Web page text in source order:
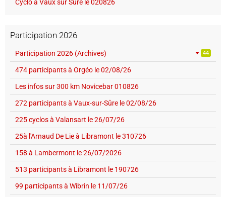
Cyclo à Vaux sur Sûre le 020826
Participation 2026
Participation 2026 (Archives) 44
474 participants à Orgéo le 02/08/26
Les infos sur 300 km Novicebar 010826
272 participants à Vaux-sur-Sûre le 02/08/26
225 cyclos à Valansart le 26/07/26
25à l'Arnaud De Lie à Libramont le 310726
158 à Lambermont le 26/07/2026
513 participants à Libramont le 190726
99 participants à Wibrin le 11/07/26